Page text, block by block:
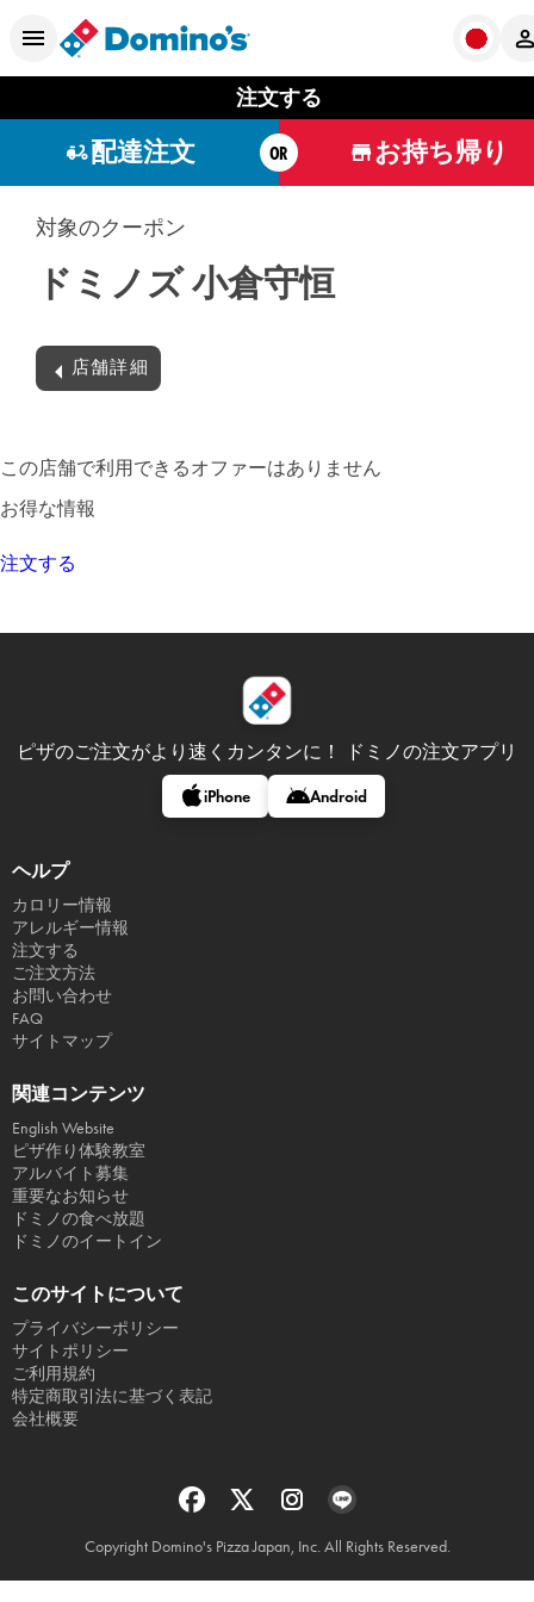
注文する
配達注文 OR お持ち帰り
対象のクーポン
ドミノズ 小倉守恒
店舗詳細
この店舗で利用できるオファーはありません
お得な情報
注文する
ピザのご注文がより速くカンタンに！ ドミノの注文アプリ
iPhone Android
ヘルプ
カロリー情報
アレルギー情報
注文する
ご注文方法
お問い合わせ
FAQ
サイトマップ
関連コンテンツ
English Website
ピザ作り体験教室
アルバイト募集
重要なお知らせ
ドミノの食べ放題
ドミノのイートイン
このサイトについて
プライバシーポリシー
サイトポリシー
ご利用規約
特定商取引法に基づく表記
会社概要
Copyright Domino's Pizza Japan, Inc. All Rights Reserved.